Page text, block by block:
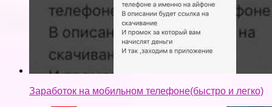
Заработок на мобильном телефоне(быстро и легко)